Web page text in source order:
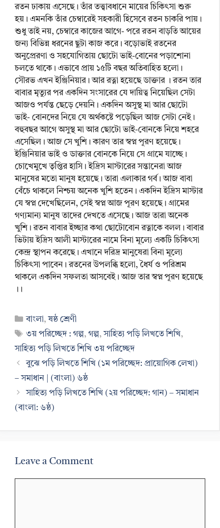
রতন ঢাকায় এসেছে। তাঁর তত্ত্বাবধানে মায়ের চিকিৎসা শুরু
হয়। এমনকি তাঁর চেম্বারেই সহকারী হিসেবে রতন চাকরি পায়।
শুধু তাই নয়, চেম্বারে কাজের আগে- পরে রতন বাড়তি আয়ের
জন্য বিভিন্ন ধরনের ছুটা কাজ করে। বড়োভাই রতনের
অনুপ্রেরণা ও সহযোগিতায় ছোটো ভাই-বোনের পড়াশোনা
চলতে থাকে। এভাবে প্রায় ১৫টি বছর অতিবাহিত হলো।
সৌরভ এখন ইঞ্জিনিয়ার। আর রত্না হয়েছে ডাক্তার । রতন তার
বাবার মৃত্যুর পর একদিন সংসারের যে দায়িত্ব নিয়েছিল সেটা
আজও পর্যন্ত ছেড়ে দেয়নি। একদিন অসুস্থ মা আর ছোটো
ভাই- বোনদের নিয়ে যে অর্থকষ্টে পড়েছিল আজ সেটা নেই।
বহুবছর আগে অসুস্থ মা আর ছোটো ভাই-বোনকে নিয়ে শহরে
এসেছিল। আজ সে খুশি। কারণ তার স্বপ্ন পূরণ হয়েছে।
ইঞ্জিনিয়ার ভাই ও ডাক্তার বোনকে নিয়ে সে গ্রামে যাচ্ছে।
চোখেমুখে তৃপ্তির হাসি। ইদ্রিস মাস্টারের সন্তানেরা আজ
মানুষের মতো মানুষ হয়েছে। তারা এলাকার গর্ব। আজ বাবা
বেঁচে থাকলে নিশ্চয় অনেক খুশি হতেন। একদিন ইদ্রিস মাস্টার
যে স্বপ্ন দেখেছিলেন, সেই স্বপ্ন আজ পূরণ হয়েছে। গ্রামের
গণ্যমান্য মানুষ তাদের দেখতে এসেছে। আজ তারা অনেক
খুশি। রতন বাবার ইচ্ছার কথা ছোটোবোন রত্নাকে বলল। বাবার
ভিটায় ইদ্রিস আলী মাস্টারের নামে বিনা মূল্যে একটি চিকিৎসা
কেন্দ্র স্থাপন করেছে। এখানে দরিদ্র মানুষেরা বিনা মূল্যে
চিকিৎসা পাবেন। রতনের উপলব্ধি হলো, ধৈর্য ও পরিশ্রম
থাকলে একদিন সফলতা আসবেই। আজ তার স্বপ্ন পূরণ হয়েছে
।।
Categories
বাংলা,ষষ্ঠ শ্রেণী
Tags
৩য় পরিচ্ছেদ : গল্প,গল্প,সাহিত্য পড়ি লিখতে শিখি,
সাহিত্য পড়ি লিখতে শিখি ৩য় পরিচ্ছেদ
বুঝে পড়ি লিখতে শিখি (১ম পরিচ্ছেদ: প্রায়োগিক লেখা)
– সমাধান | (বাংলা) ৬ষ্ঠ
সাহিত্য পড়ি লিখতে শিখি (২য় পরিচ্ছেদ: গান) – সমাধান
(বাংলা: ৬ষ্ঠ)
Leave a Comment